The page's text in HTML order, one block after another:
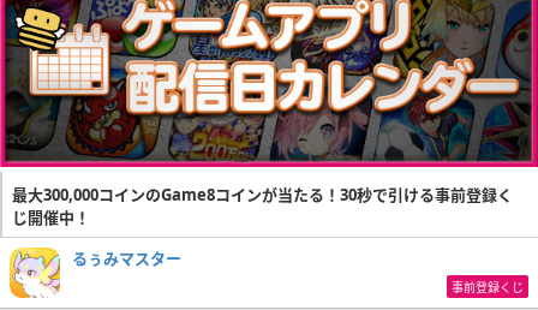
最大300,000コインのGame8コインが当たる！30秒で引ける事前登録く
じ開催中！
るぅみマスター
事前登録くじ